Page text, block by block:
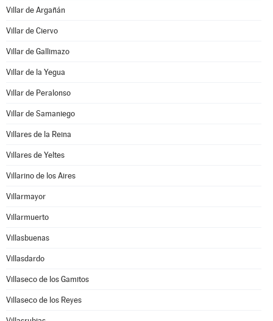
Villar de Argañán
Villar de Ciervo
Villar de Gallimazo
Villar de la Yegua
Villar de Peralonso
Villar de Samaniego
Villares de la Reina
Villares de Yeltes
Villarino de los Aires
Villarmayor
Villarmuerto
Villasbuenas
Villasdardo
Villaseco de los Gamitos
Villaseco de los Reyes